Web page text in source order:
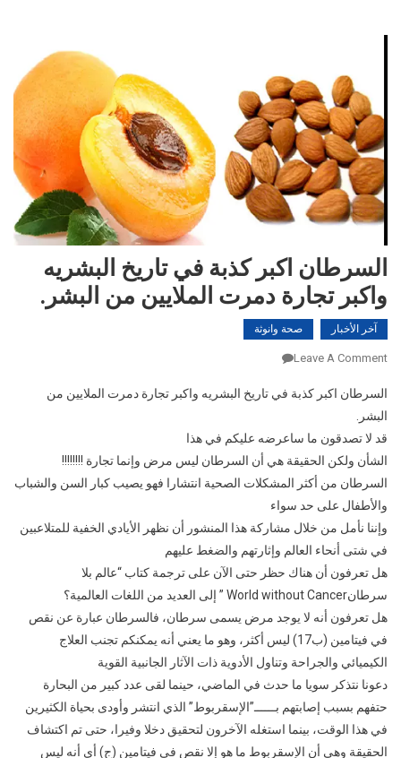
السرطان اكبر كذبة في تاريخ البشريه
واكبر تجارة دمرت الملايين من البشر.
آخر الأخبار صحة وانوثة
Leave A Comment
اكبر
في
تاريخ
البشريه
واكبر
تجارة
دمرت
من
السرطان اكبر كذبة في تاريخ البشريه واكبر تجارة دمرت الملايين من
البشر.
قد لا تصدقون ما ساعرضه عليكم في هذا
الشأن ولكن الحقيقة هي أن السرطان ليس مرض وإنما تجارة !!!!!!!!
السرطان من أكثر المشكلات الصحية انتشارا فهو يصيب كبار السن والشباب
والأطفال على حد سواء
وإننا نأمل من خلال مشاركة هذا المنشور أن نظهر الأيادي الخفية للمتلاعبين
في شتى أنحاء العالم وإثارتهم والضغط عليهم
هل تعرفون أن هناك حظر حتى الآن على ترجمة كتاب “عالم بلا
سرطانWorld without Cancer ” إلى العديد من اللغات العالمية؟
هل تعرفون أنه لا يوجد مرض يسمى سرطان، فالسرطان عبارة عن نقص
في فيتامين (ب17) ليس أكثر، وهو ما يعني أنه يمكنكم تجنب العلاج
الكيميائي والجراحة وتناول الأدوية ذات الآثار الجانبية القوية
دعونا نتذكر سويا ما حدث في الماضي، حينما لقى عدد كبير من البحارة
حتفهم بسبب إصابتهم بــــــ”الإسقربوط” الذي انتشر وأودى بحياة الكثيرين
في هذا الوقت، بينما استغله الآخرون لتحقيق دخلا وفيرا، حتى تم اكتشاف
الحقيقة وهي أن الإسقربوط ما هو إلا نقص في فيتامين (ج) أي أنه ليس